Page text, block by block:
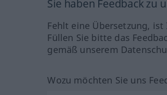
Sie haben Feedback zu
Fehlt eine Übersetzung,
Füllen Sie bitte das
gemäß unserem
Wozu möchten Sie uns